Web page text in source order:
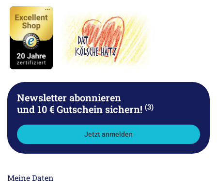
Newsletter abonnieren
und 10 € Gutschein sichern! (3)
Jetzt anmelden
Meine Daten